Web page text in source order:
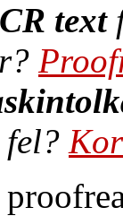
text
fel?